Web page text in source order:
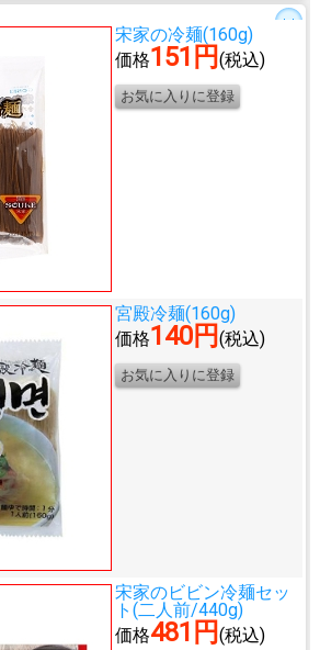
宋家の冷麺(160g)
価格151円 (税込)
宮殿冷麺(160g)
価格140円 (税込)
宋家のビビン冷麺セッ
ト(二人前/440g)
価格481円 (税込)